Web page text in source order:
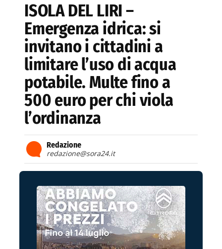
ISOLA DEL LIRI –
Emergenza idrica: si
invitano i cittadini a
limitare l’uso di acqua
potabile. Multe fino a
500 euro per chi viola
l’ordinanza
Redazione
redazione@sora24.it